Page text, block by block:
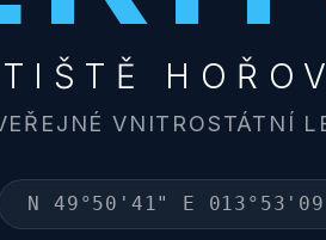
VNITROSTÁTNÍ
N 49°50'41" E